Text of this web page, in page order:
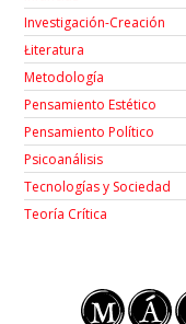
Investigación-Creación
Łiteratura
Metodología
Pensamiento Estético
Pensamiento Político
Psicoanálisis
Tecnologías y Sociedad
Teoría Crítica